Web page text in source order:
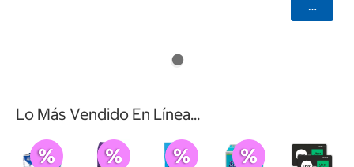
Lo Más Vendido En Línea...